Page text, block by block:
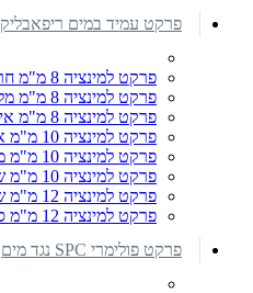
פרקט עמיד במים ריפאבליק
פרקט למינציה 8 מ"מ חרבות ברזל
פרקט למינציה 8 מ"מ מלטה איילנד
פרקט למינציה 8 מ"מ אימפרסיב פלוס
פרקט למינציה 10 מ"מ אימפרסיב פלוס
פרקט למינציה 10 מ"מ מג'סטיק קראון
פרקט למינציה 10 מ"מ שארק אושן 10
פרקט למינציה 12 מ"מ שארק אושן 12
פרקט למינציה 12 מ"מ סילבר ווילואו
פרקט פולימרי SPC נגד מים